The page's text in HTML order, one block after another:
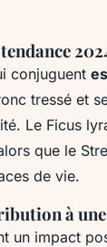
conjuguent
tressé et
Le Ficus
que le
de vie.
à une
un impact